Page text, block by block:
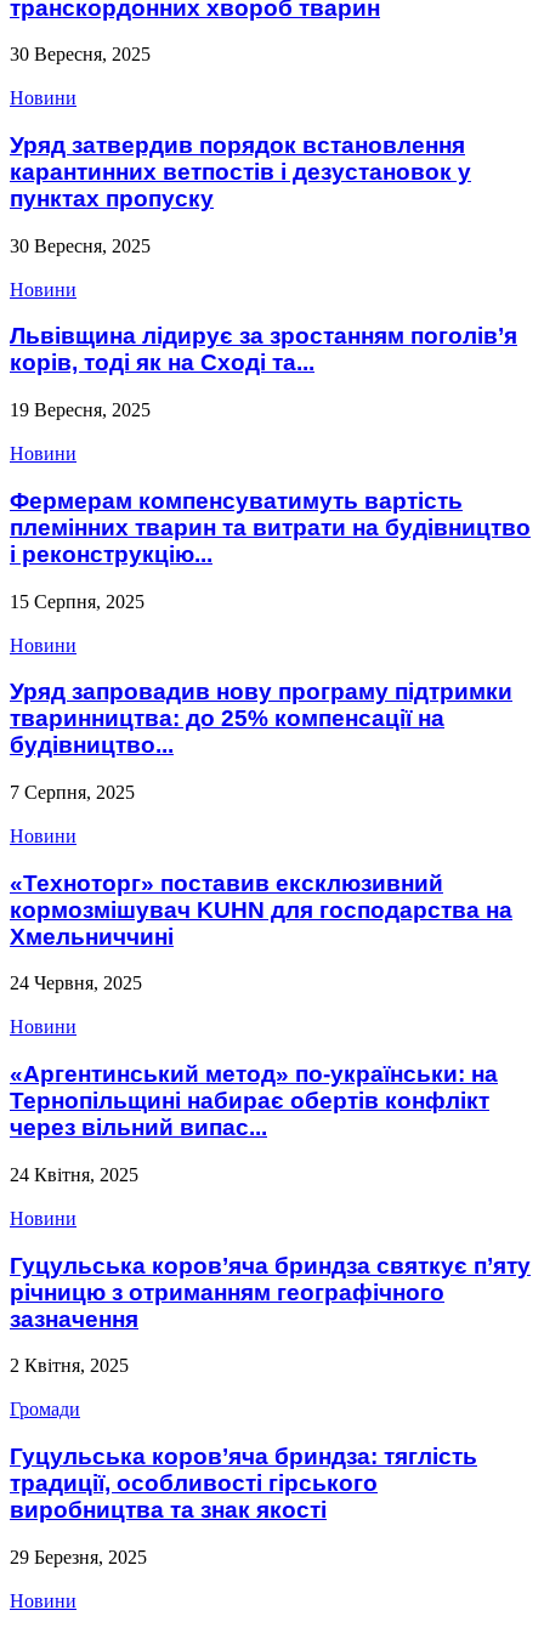
транскордонних хвороб тварин
30 Вересня, 2025
Новини
Уряд затвердив порядок встановлення
карантинних ветпостів і дезустановок у
пунктах пропуску
30 Вересня, 2025
Новини
Львівщина лідирує за зростанням поголів’я
корів, тоді як на Сході та...
19 Вересня, 2025
Новини
Фермерам компенсуватимуть вартість
племінних тварин та витрати на будівництво
і реконструкцію...
15 Серпня, 2025
Новини
Уряд запровадив нову програму підтримки
тваринництва: до 25% компенсації на
будівництво...
7 Серпня, 2025
Новини
«Техноторг» поставив ексклюзивний
кормозмішувач KUHN для господарства на
Хмельниччині
24 Червня, 2025
Новини
«Аргентинський метод» по-українськи: на
Тернопільщині набирає обертів конфлікт
через вільний випас...
24 Квітня, 2025
Новини
Гуцульська коров’яча бриндза святкує п’яту
річницю з отриманням географічного
зазначення
2 Квітня, 2025
Громади
Гуцульська коров’яча бриндза: тяглість
традиції, особливості гірського
виробництва та знак якості
29 Березня, 2025
Новини